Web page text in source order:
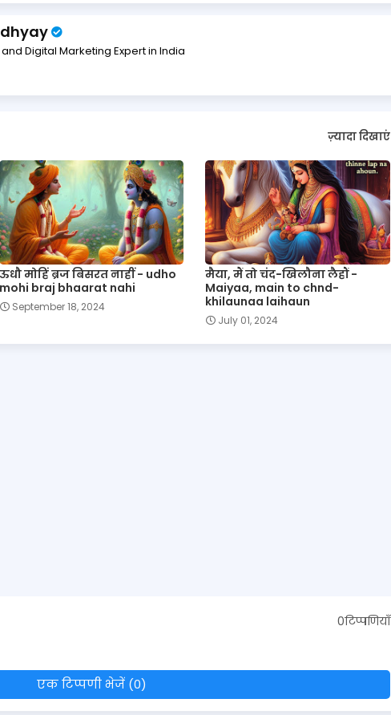
Digital Marketing Expert in India
ज़्यादा दिखाएं
ऊधौ मोहिं ब्रज बिसरत नाहीं - udho
mohi braj bhaarat nahi
September 18, 2024
मैया, मैं तो चंद−खिलौना लैहौं -
Maiyaa, main to chnd-
khilaunaa laihaun
July 01, 2024
0टिप्पणियाँ
एक टिप्पणी भेजें (0)